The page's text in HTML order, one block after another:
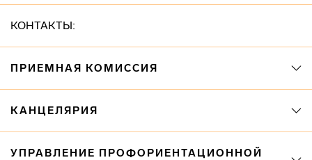
КОНТАКТЫ:
ПРИЕМНАЯ КОМИССИЯ
КАНЦЕЛЯРИЯ
УПРАВЛЕНИЕ ПРОФОРИЕНТАЦИОННОЙ